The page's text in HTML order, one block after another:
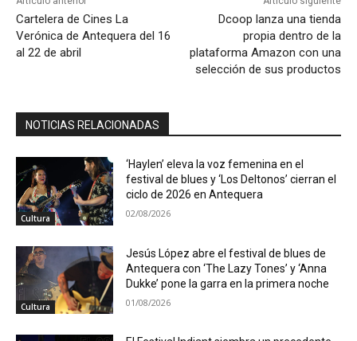
Cartelera de Cines La
Verónica de Antequera del 16
al 22 de abril
Dcoop lanza una tienda
propia dentro de la
plataforma Amazon con una
selección de sus productos
NOTICIAS RELACIONADAS
Cultura
‘Haylen’ eleva la voz femenina en el
festival de blues y ‘Los Deltonos’ cierran el
ciclo de 2026 en Antequera
02/08/2026
Cultura
Jesús López abre el festival de blues de
Antequera con ‘The Lazy Tones’ y ‘Anna
Dukke’ pone la garra en la primera noche
01/08/2026